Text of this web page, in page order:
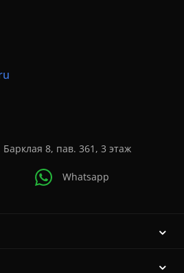
8, пав. 361, 3 этаж
Whatsapp